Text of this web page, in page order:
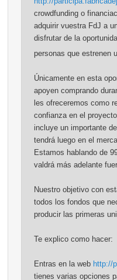
crowdfunding o
adquirir vuestra FdJ a
disfrutar de la
personas que estrenen
Únicamente en esta
apoyen comprando
les ofreceremos como
confianza en el
incluye un importante
tendrá luego en el
Estamos hablando de
valdrá más adelante
Nuestro objetivo con
todos los fondos que
producir las primeras
Te explico como hacer:
Entras en la web http://
tienes varias opciones